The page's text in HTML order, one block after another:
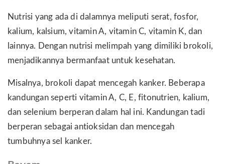
Nutrisi yang ada di dalamnya meliputi serat, fosfor,
kalium, kalsium, vitamin A, vitamin C, vitamin K, dan
lainnya. Dengan nutrisi melimpah yang dimiliki brokoli,
menjadikannya bermanfaat untuk kesehatan.
Misalnya, brokoli dapat mencegah kanker. Beberapa
kandungan seperti vitamin A, C, E, fitonutrien, kalium,
dan selenium berperan dalam hal ini. Kandungan tadi
berperan sebagai antioksidan dan mencegah
tumbuhnya sel kanker.